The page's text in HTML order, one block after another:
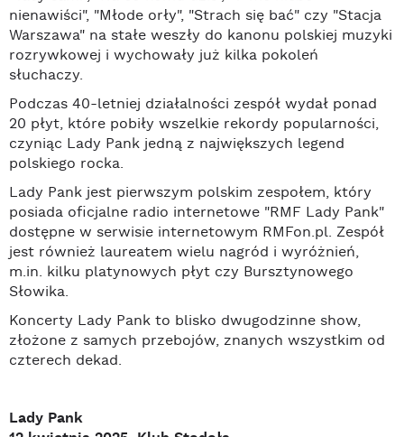
nienawiści", "Młode orły", "Strach się bać" czy "Stacja
Warszawa" na stałe weszły do kanonu polskiej muzyki
rozrywkowej i wychowały już kilka pokoleń
słuchaczy.
Podczas 40-letniej działalności zespół wydał ponad
20 płyt, które pobiły wszelkie rekordy popularności,
czyniąc Lady Pank jedną z największych legend
polskiego rocka.
Lady Pank jest pierwszym polskim zespołem, który
posiada oficjalne radio internetowe "RMF Lady Pank"
dostępne w serwisie internetowym RMFon.pl. Zespół
jest również laureatem wielu nagród i wyróżnień,
m.in. kilku platynowych płyt czy Bursztynowego
Słowika.
Koncerty Lady Pank to blisko dwugodzinne show,
złożone z samych przebojów, znanych wszystkim od
czterech dekad.
Lady Pank